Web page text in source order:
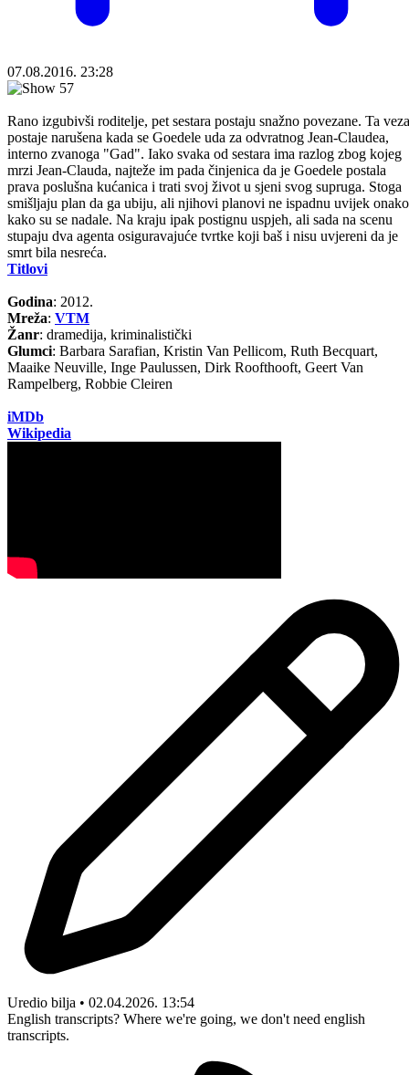
07.08.2016. 23:28
Rano izgubivši roditelje, pet sestara postaju snažno povezane. Ta veza
postaje narušena kada se Goedele uda za odvratnog Jean-Claudea,
interno zvanoga "Gad". Iako svaka od sestara ima razlog zbog kojeg
mrzi Jean-Clauda, najteže im pada činjenica da je Goedele postala
prava poslušna kućanica i trati svoj život u sjeni svog supruga. Stoga
smišljaju plan da ga ubiju, ali njihovi planovi ne ispadnu uvijek onako
kako su se nadale. Na kraju ipak postignu uspjeh, ali sada na scenu
stupaju dva agenta osiguravajuće tvrtke koji baš i nisu uvjereni da je
smrt bila nesreća.
Titlovi
Godina: 2012.
Mreža: VTM
Žanr: dramedija, kriminalistički
Glumci: Barbara Sarafian, Kristin Van Pellicom, Ruth Becquart,
Maaike Neuville, Inge Paulussen, Dirk Roofthooft, Geert Van
Rampelberg, Robbie Cleiren
iMDb
Wikipedia
Uredio bilja • 02.04.2026. 13:54
English transcripts? Where we're going, we don't need english
transcripts.